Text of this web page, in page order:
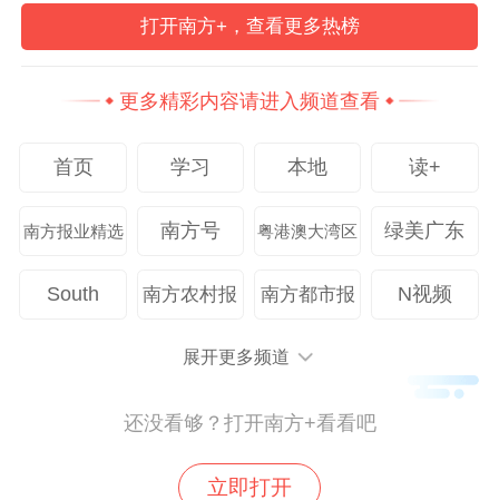
形象彻底弱化了科普的严肃感，牢牢吸引了
现场所有小朋友的目光。孩子们纷纷围拢过
来，主动和PUPU大象合影，蹦蹦跳跳、欢
里，孩子们自然而然接纳绿色环保理念，让
验，也收获了在场家长们的一致好评与高度
耍，这种兼具实践性与知识性的亲子活动更
有意义。既能充分调动孩子的动手积极性，
孩子近距离接触绿色科技、了解循环经济、
打开南方+，查看更多热榜
更多精彩内容请进入频道查看
首页 学习 本地 读+
南方报业精选 南方号 粤港澳大湾区 绿美广东
South 南方农村报 南方都市报 N视频
展开更多频道
还没看够？打开南方+看看吧
立即打开